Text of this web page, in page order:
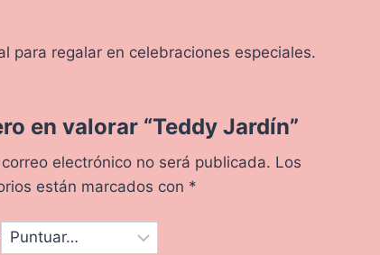
para regalar en celebraciones especiales.
en valorar “Teddy Jardín”
electrónico no será publicada. Los
están marcados con *